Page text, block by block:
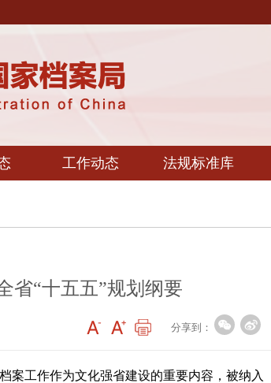
工作动态 法规标准库
省“十五五”规划纲要
分享到：
案工作作为文化强省建设的重要内容，被纳入